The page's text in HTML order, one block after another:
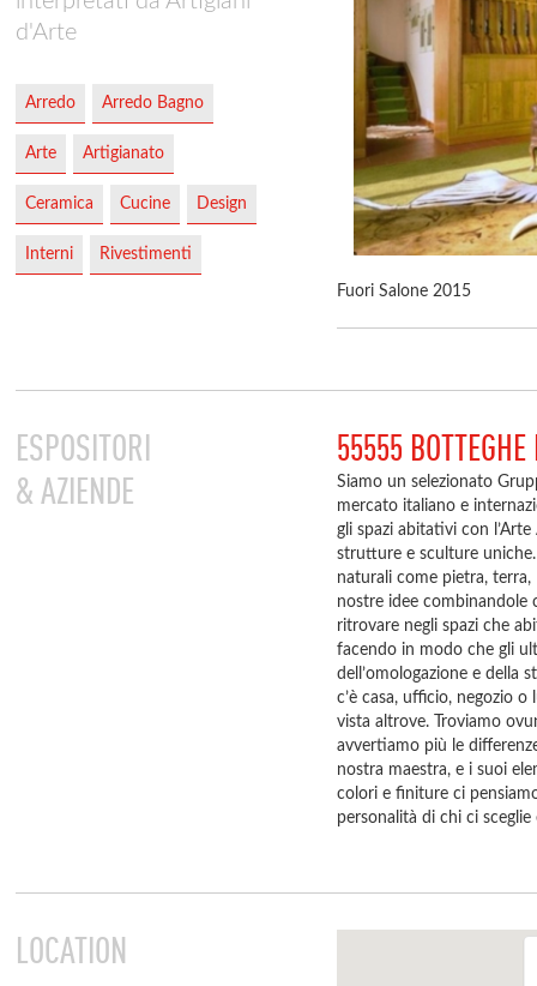
d'Arte
Arredo Arredo Bagno
Arte Artigianato
Ceramica Cucine Design
Interni Rivestimenti
Fuori Salone 2015
ESPOSITORI
& AZIENDE
55555
Siamo un selezionato
mercato italiano e
gli spazi abitativi con
strutture e sculture
naturali come pietra,
nostre idee combinandole
ritrovare negli spazi che
facendo in modo che gli
dell’omologazione e della
c’è casa, ufficio, negozio
vista altrove. Troviamo
avvertiamo più le
nostra maestra, e i suoi
colori e finiture ci
personalità di chi ci
LOCATION